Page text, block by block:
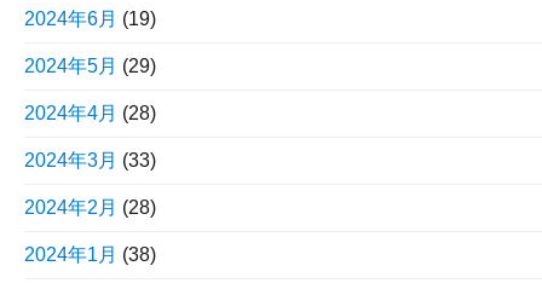
2024年6月 (19)
2024年5月 (29)
2024年4月 (28)
2024年3月 (33)
2024年2月 (28)
2024年1月 (38)